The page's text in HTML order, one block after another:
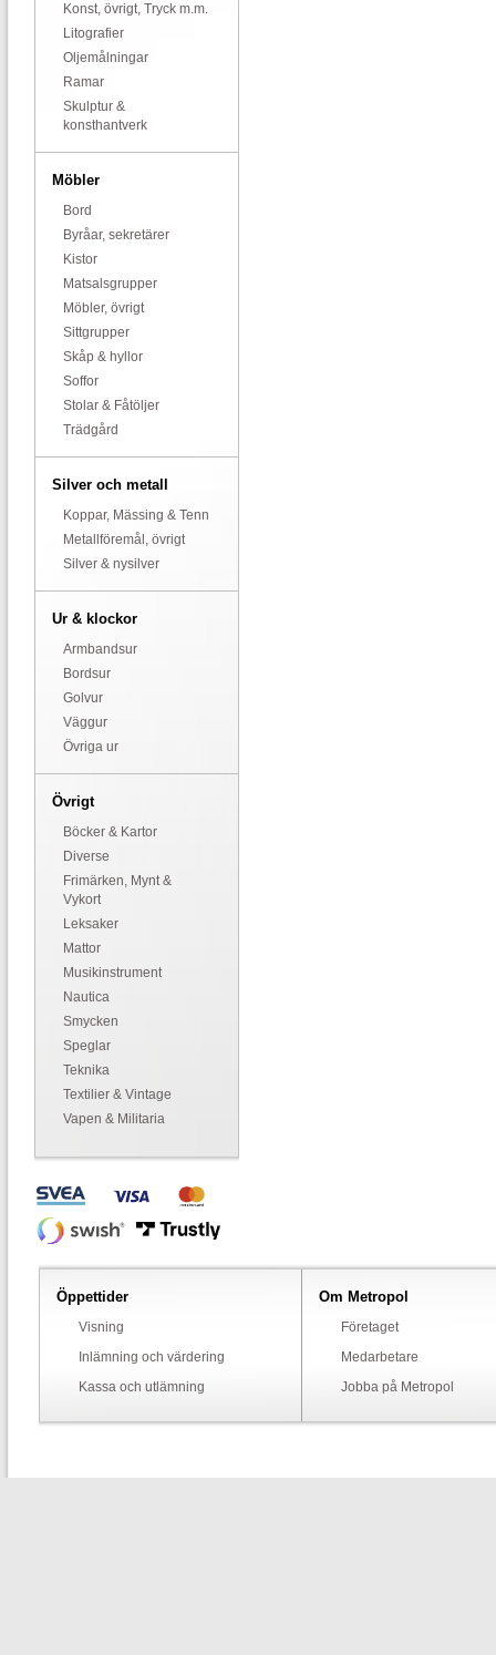
Konst, övrigt, Tryck m.m.
Litografier
Oljemålningar
Ramar
Skulptur &
konsthantverk
Möbler
Bord
Byråar, sekretärer
Kistor
Matsalsgrupper
Möbler, övrigt
Sittgrupper
Skåp & hyllor
Soffor
Stolar & Fåtöljer
Trädgård
Silver och metall
Koppar, Mässing & Tenn
Metallföremål, övrigt
Silver & nysilver
Ur & klockor
Armbandsur
Bordsur
Golvur
Väggur
Övriga ur
Övrigt
Böcker & Kartor
Diverse
Frimärken, Mynt &
Vykort
Leksaker
Mattor
Musikinstrument
Nautica
Smycken
Speglar
Teknika
Textilier & Vintage
Vapen & Militaria
Öppettider
Visning
Inlämning och värdering
Kassa och utlämning
Om Metropol
Företaget
Medarbetare
Jobba på Metropol